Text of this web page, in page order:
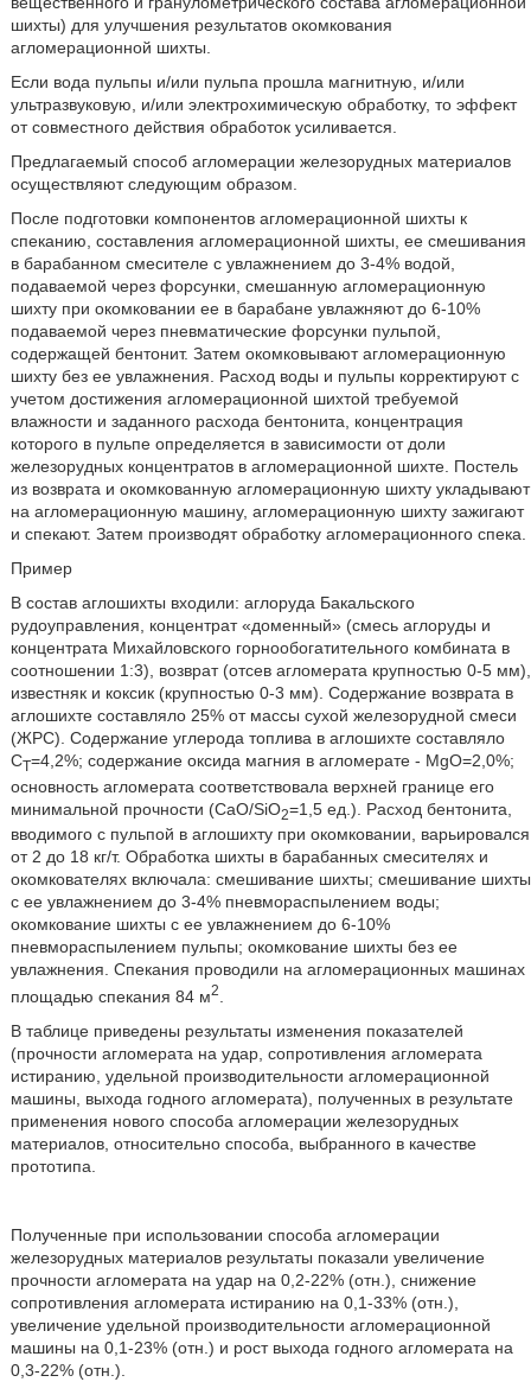
шихты) для улучшения результатов окомкования
агломерационной шихты.
Если вода пульпы и/или пульпа прошла магнитную, и/или
ультразвуковую, и/или электрохимическую обработку, то эффект
от совместного действия обработок усиливается.
Предлагаемый способ агломерации железорудных материалов
осуществляют следующим образом.
После подготовки компонентов агломерационной шихты к
спеканию, составления агломерационной шихты, ее смешивания
в барабанном смесителе с увлажнением до 3-4% водой,
подаваемой через форсунки, смешанную агломерационную
шихту при окомковании ее в барабане увлажняют до 6-10%
подаваемой через пневматические форсунки пульпой,
содержащей бентонит. Затем окомковывают агломерационную
шихту без ее увлажнения. Расход воды и пульпы корректируют с
учетом достижения агломерационной шихтой требуемой
влажности и заданного расхода бентонита, концентрация
которого в пульпе определяется в зависимости от доли
железорудных концентратов в агломерационной шихте. Постель
из возврата и окомкованную агломерационную шихту укладывают
на агломерационную машину, агломерационную шихту зажигают
и спекают. Затем производят обработку агломерационного спека.
Пример
В состав аглошихты входили: аглоруда Бакальского
рудоуправления, концентрат «доменный» (смесь аглоруды и
концентрата Михайловского горнообогатительного комбината в
соотношении 1:3), возврат (отсев агломерата крупностью 0-5 мм),
известняк и коксик (крупностью 0-3 мм). Содержание возврата в
аглошихте составляло 25% от массы сухой железорудной смеси
(ЖРС). Содержание углерода топлива в аглошихте составляло
CT=4,2%; содержание оксида магния в агломерате - MgO=2,0%;
основность агломерата соответствовала верхней границе его
минимальной прочности (CaO/SiO2=1,5 ед.). Расход бентонита,
вводимого с пульпой в аглошихту при окомковании, варьировался
от 2 до 18 кг/т. Обработка шихты в барабанных смесителях и
окомкователях включала: смешивание шихты; смешивание шихты
с ее увлажнением до 3-4% пневмораспылением воды;
окомкование шихты с ее увлажнением до 6-10%
пневмораспылением пульпы; окомкование шихты без ее
увлажнения. Спекания проводили на агломерационных машинах
площадью спекания 84 м2
В таблице приведены результаты изменения показателей
(прочности агломерата на удар, сопротивления агломерата
истиранию, удельной производительности агломерационной
машины, выхода годного агломерата), полученных в результате
применения нового способа агломерации железорудных
материалов, относительно способа, выбранного в качестве
прототипа.
Полученные при использовании способа агломерации
железорудных материалов результаты показали увеличение
прочности агломерата на удар на 0,2-22% (отн.), снижение
сопротивления агломерата истиранию на 0,1-33% (отн.),
увеличение удельной производительности агломерационной
машины на 0,1-23% (отн.) и рост выхода годного агломерата на
0,3-22% (отн.).